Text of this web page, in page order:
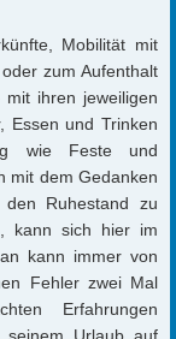
Mobilität mit
zum Aufenthalt
ihren jeweiligen
Essen und Trinken
wie Feste und
mit dem Gedanken
Ruhestand zu
kann sich hier im
kann immer von
Fehler zwei Mal
Erfahrungen